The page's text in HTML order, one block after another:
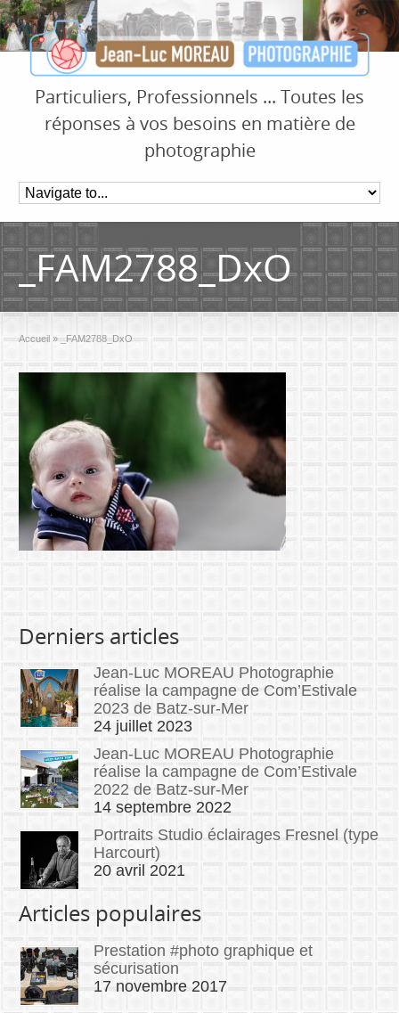
Particuliers, Professionnels ... Toutes les
réponses à vos besoins en matière de
photographie
_FAM2788_DxO
Accueil » _FAM2788_DxO
Derniers articles
Jean-Luc MOREAU Photographie
réalise la campagne de Com’Estivale
2023 de Batz-sur-Mer
24 juillet 2023
Jean-Luc MOREAU Photographie
réalise la campagne de Com’Estivale
2022 de Batz-sur-Mer
14 septembre 2022
Portraits Studio éclairages Fresnel (type
Harcourt)
20 avril 2021
Articles populaires
Prestation #photo graphique et
sécurisation
17 novembre 2017